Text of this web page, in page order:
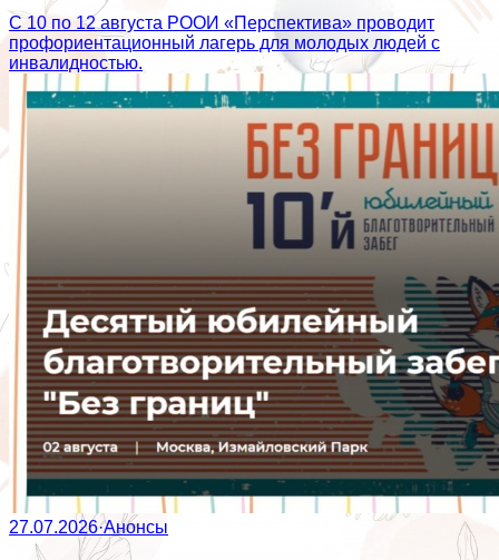
С 10 по 12 августа РООИ «Перспектива» проводит
профориентационный лагерь для молодых людей с
инвалидностью.
27.07.2026·Анонсы